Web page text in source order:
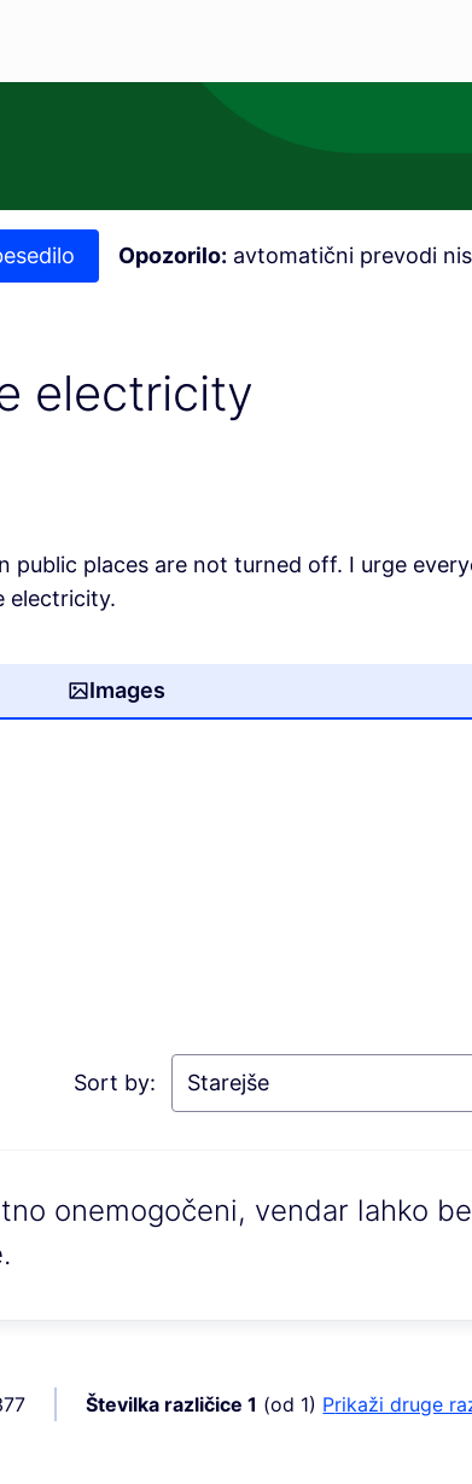
Opozorilo: avtomatični prevodi
electricity
public places are not turned off. I urge
electricity.
Images
Sort by:
onemogočeni, vendar lahko
Številka različice 1 (od 1) Prikaži druge